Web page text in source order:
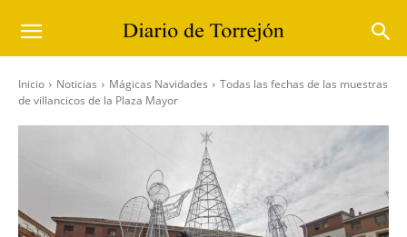
Inicio Noticias Mágicas Navidades
Todas las fechas de las muestras
de villancicos de la Plaza Mayor